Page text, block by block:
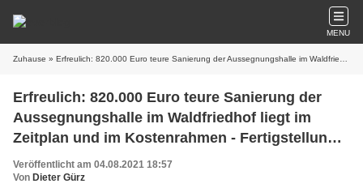
MENU
Zuhause » Erfreulich: 820.000 Euro teure Sanierung der Aussegnungshalle im Waldfriedhof liegt im Zeitplan und im Kostenrahmen - Fertigstellung nach den Sommerferien
Erfreulich: 820.000 Euro teure Sanierung der
Aussegnungshalle im Waldfriedhof liegt im
Zeitplan und im Kostenrahmen - Fertigstellung
nach den Sommerferien
Veröffentlicht am 04.08.2021 18:57
Von Dieter Gürz